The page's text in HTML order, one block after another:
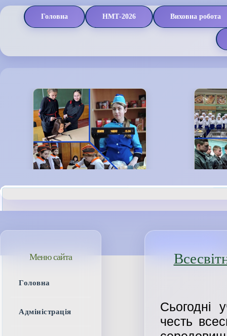
Головна НМТ-2026 Виховна робота
Сьогодні
честь
Меню сайта
Головна
Адміністрація